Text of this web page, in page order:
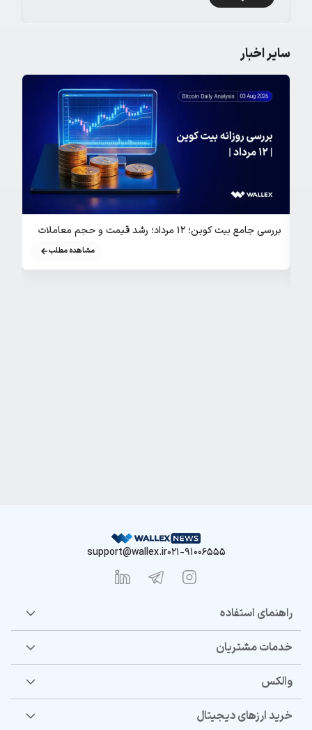
سایر اخبار
بررسی جامع بیت کوین؛ ۱۲ مرداد؛ رشد قیمت و حجم معاملات
مشاهده مطلب
021-91006555
support@wallex.ir
راهنمای استفاده
خدمات مشتریان
والکس
خرید ارزهای دیجیتال